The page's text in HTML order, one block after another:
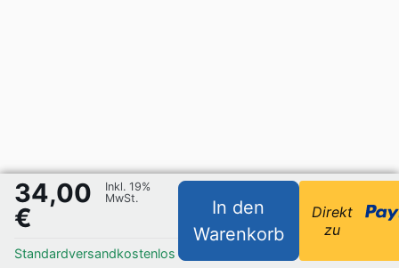
34,00
€
Inkl. 19%
MwSt.
Standardversandkostenlos
In den
Warenkorb
Direkt
zu